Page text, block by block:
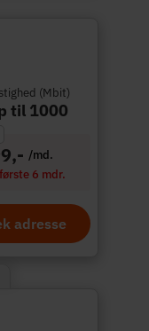
(Mbit)
til 1000
/md.
6 mdr.
adresse